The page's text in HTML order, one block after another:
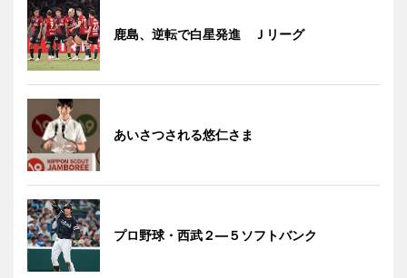
鹿島、逆転で白星発進 Ｊリーグ
あいさつされる悠仁さま
プロ野球・西武２―５ソフトバンク